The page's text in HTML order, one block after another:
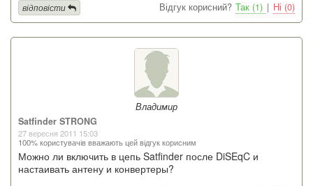
Відгук корисний? Так (1) | Ні (0)
відповісти
Владимир
Satfinder STRONG
27 вересня 2011 15:03
100% користувачів вважають цей відгук корисним
Можно ли включить в цепь Satfinder после DiSEqC и
настаивать антену и конвертеры?